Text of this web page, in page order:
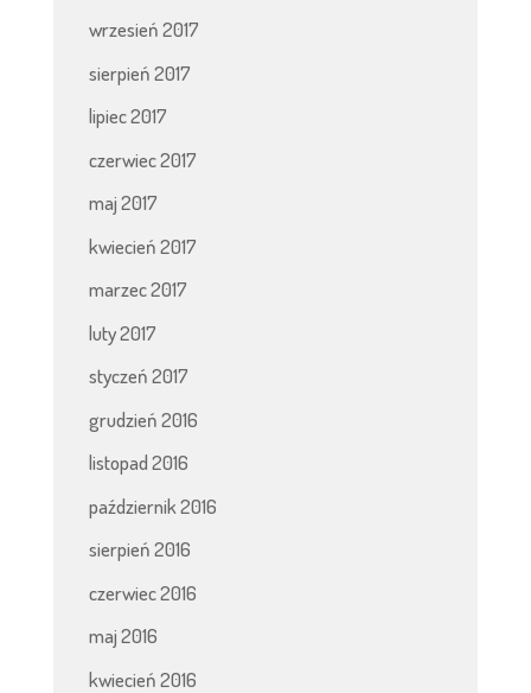
wrzesień 2017
sierpień 2017
lipiec 2017
czerwiec 2017
maj 2017
kwiecień 2017
marzec 2017
luty 2017
styczeń 2017
grudzień 2016
listopad 2016
październik 2016
sierpień 2016
czerwiec 2016
maj 2016
kwiecień 2016